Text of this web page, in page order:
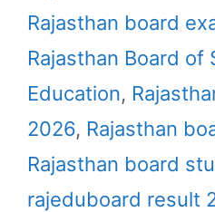
Rajasthan board
Rajasthan Board of
Education,
2026, Rajasthan
Rajasthan board
rajeduboard result